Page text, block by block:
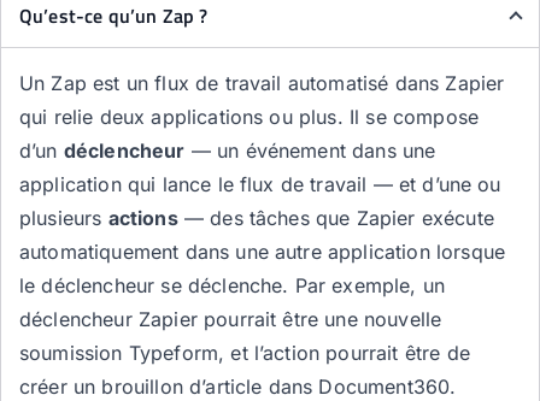
Qu’est-ce qu’un Zap ?
Un Zap est un flux de travail automatisé dans Zapier
qui relie deux applications ou plus. Il se compose
d’un déclencheur — un événement dans une
application qui lance le flux de travail — et d’une ou
plusieurs actions— des tâches que Zapier exécute
automatiquement dans une autre application lorsque
le déclencheur se déclenche. Par exemple, un
déclencheur Zapier pourrait être une nouvelle
soumission Typeform, et l’action pourrait être de
créer un brouillon d’article dans Document360.